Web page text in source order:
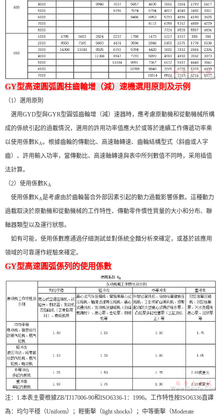
GY型高速圓弧圓柱齒輪增（減）速機選用原則及示例
（1）選用原則
選用GYD型與GYR型圓弧齒輪增（減）速器時，應考慮原動機和從動機械所構
成的係統引起的過載情況，選用的許用功率值應大於或等於連續工作傳遞功率乘
以使用係數KA。根據齒輪的傳動比、高速軸轉速、齒輪結構型式（斜齒或人字
齒）、許用輸入功率，當傳動比、高速軸轉速與表中所列數值不同時，采用插值
法計算。
（2）使用係數KA
使用係數KA是考慮由於齒輪齧合外部因素引起的動力過載影響係數。這種動力
過載取決於原動機和從動機械的工作特性、傳動零件慣性質量的大小和分布、聯
軸器類型以及運行狀態。
如有可能，使用係數應通過仔細測試並對係統全麵分析來確定，或基於該應用
領域的可靠運作經驗來確定。
GY型高速圓弧係列的使用係數
注：1.本表主要根據ZB/TJ17006-90和ISO6336-1：1996。工作特性按ISO6336直譯
為：均勻平穩（Uniform）；輕衝擊（light shocks）；中等衝擊（Moderate